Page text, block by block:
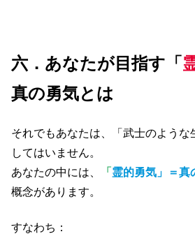
六．あなたが目指す「
真の勇気とは
それでもあなたは、「武士のような
してはいません。
あなたの中には、
「 霊的勇気」＝真
概念があります。
すなわち：